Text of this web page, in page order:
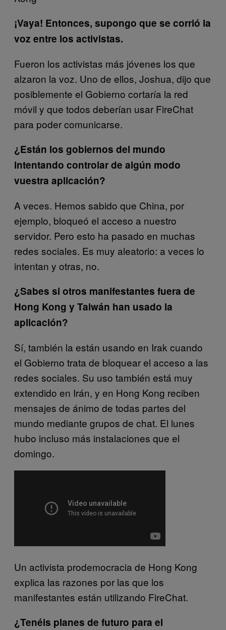
¡Vaya! Entonces, supongo que se corrió la
voz entre los activistas.
Fueron los activistas más jóvenes los que
alzaron la voz. Uno de ellos, Joshua, dijo que
posiblemente el Gobierno cortaría la red
móvil y que todos deberían usar FireChat
para poder comunicarse.
¿Están los gobiernos del mundo
intentando controlar de algún modo
vuestra aplicación?
A veces. Hemos sabido que China, por
ejemplo, bloqueó el acceso a nuestro
servidor. Pero esto ha pasado en muchas
redes sociales. Es muy aleatorio: a veces lo
intentan y otras, no.
¿Sabes si otros manifestantes fuera de
Hong Kong y Taiwán han usado la
aplicación?
Sí, también la están usando en Irak cuando
el Gobierno trata de bloquear el acceso a las
redes sociales. Su uso también está muy
extendido en Irán, y en Hong Kong reciben
mensajes de ánimo de todas partes del
mundo mediante grupos de chat. El lunes
hubo incluso más instalaciones que el
domingo.
Un activista prodemocracia de Hong Kong
explica las razones por las que los
manifestantes están utilizando FireChat.
¿Tenéis planes de futuro para el